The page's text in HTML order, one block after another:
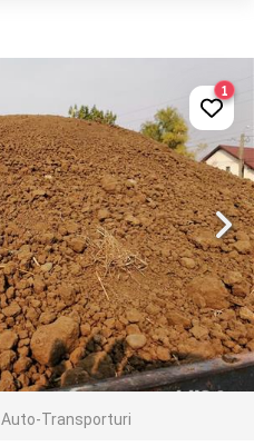
Auto-Transporturi
1